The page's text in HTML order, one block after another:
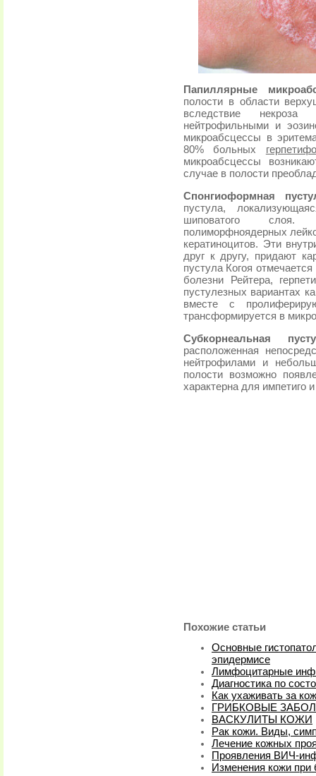
Папиллярные
полости в области
вследствие
нейтрофильными и
микроабсцессы в
80% больных
микроабсцессы
случае в полости
Спонгиоформная
пустула,
шиповатого слоя.
полиморфноядерных
кератиноцитов. Эти
друг к другу, придают
пустула Когоя
болезни Рейтера,
пустулезных вариантах
вместе с
трансформируется в
Субкорнеальная
расположенная
нейтрофилами и
полости возможно
характерна для импетиго
Похожие статьи
Основные
эпидермисе
Лимфоцитарные
Диагностика по
Как ухаживать за
ГРИБКОВЫЕ
ВАСКУЛИТЫ КОЖИ
Рак кожи. Виды,
Лечение кожных
Проявления ВИЧ-
Изменения кожи